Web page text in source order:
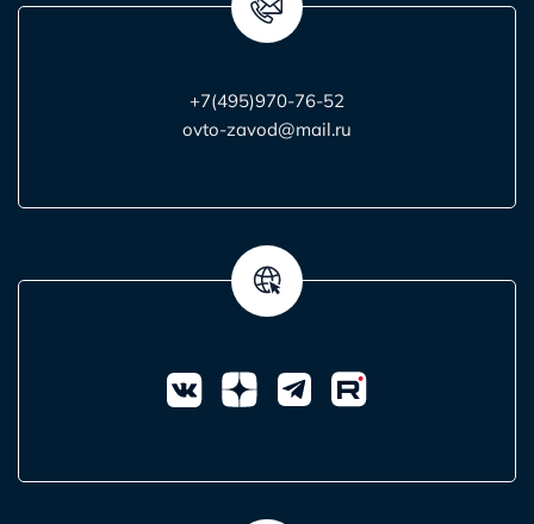
+7(495)970-76-52
ovto-zavod@mail.ru